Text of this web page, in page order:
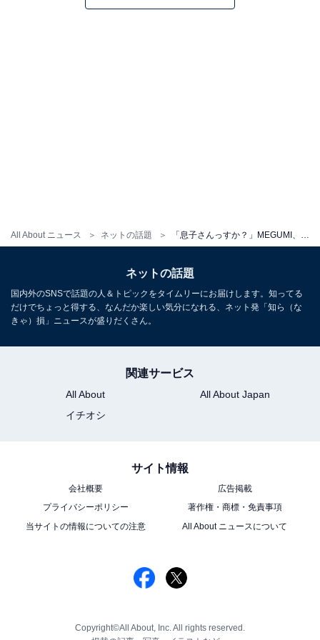
All About ニュース ネットの話題 「息子さんっすか？」MEGUMI、高身長の息子？ を公開し反響の声続出！ 「可愛い過ぎるよぉ〜」
ネットの話題
国内外のSNSで話題の人＆トピックをタイムリーにお届けします。知ってる
だけでちょっと得する、なんだか楽しい気分になれる、ネット発「知ら（な
きゃ）損」ニュースが盛りだくさん。
関連サービス
All About
All About Japan
イチオシ
サイト情報
会社概要
広告掲載
プライバシーポリシー
著作権・商標・免責事項
当サイトの情報についての注意
All About ニュースについて
Copyright©All About, Inc. All rights reserved.